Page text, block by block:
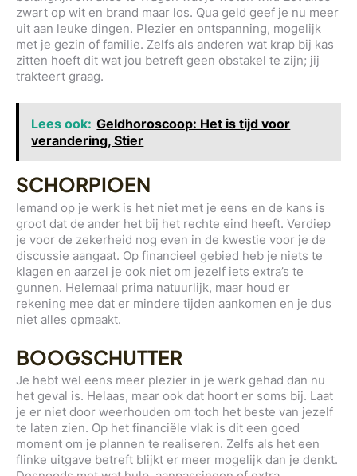
zwart op wit en brand maar los. Qua geld geef je nu meer
uit aan leuke dingen. Plezier en ontspanning, mogelijk
met je gezin of familie. Zelfs als anderen wat krap bij kas
zitten hoeft dit wat jou betreft geen obstakel te zijn; jij
trakteert graag.
Lees ook: Geldhoroscoop: Het is tijd voor
verandering, Stier
SCHORPIOEN
Iemand op je werk is het niet met je eens en de kans is
groot dat de ander het bij het rechte eind heeft. Verdiep
je voor de zekerheid nog even in de kwestie voor je de
discussie aangaat. Op financieel gebied heb je niets te
klagen en aarzel je ook niet om jezelf iets extra’s te
gunnen. Helemaal prima natuurlijk, maar houd er
rekening mee dat er mindere tijden aankomen en je dus
niet alles opmaakt.
BOOGSCHUTTER
Je hebt wel eens meer plezier in je werk gehad dan nu
het geval is. Helaas, maar ook dat hoort er soms bij. Laat
je er niet door weerhouden om toch het beste van jezelf
te laten zien. Op het financiële vlak is dit een goed
moment om je plannen te realiseren. Zelfs als het een
flinke uitgave betreft blijkt er meer mogelijk dan je denkt.